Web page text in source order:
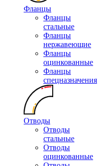
Фланцы
Фланцы
стальные
Фланцы
нержавеющие
Фланцы
оцинкованные
Фланцы
спецназначения
Отводы
Отводы
стальные
Отводы
оцинкованные